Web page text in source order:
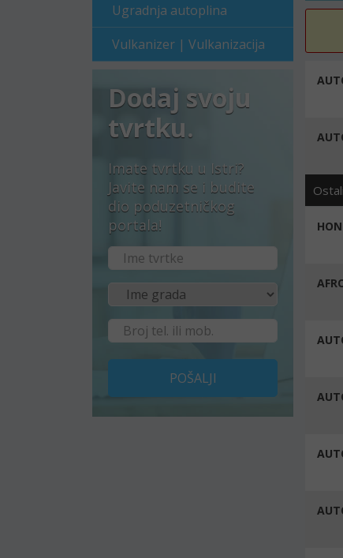
Ugradnja autoplina
Vulkanizer | Vulkanizacija
Dodaj svoju
tvrtku.
Imate tvrtku u Istri?
Javite nam se i budite
dio poduzetničkog
portala!
POŠALJI